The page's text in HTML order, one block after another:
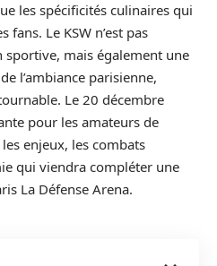
les spécificités culinaires qui
fans. Le KSW n’est pas
mais également une
l’ambiance parisienne,
Le 20 décembre
pour les amateurs de
enjeux, les combats
qui viendra compléter une
La Défense Arena.